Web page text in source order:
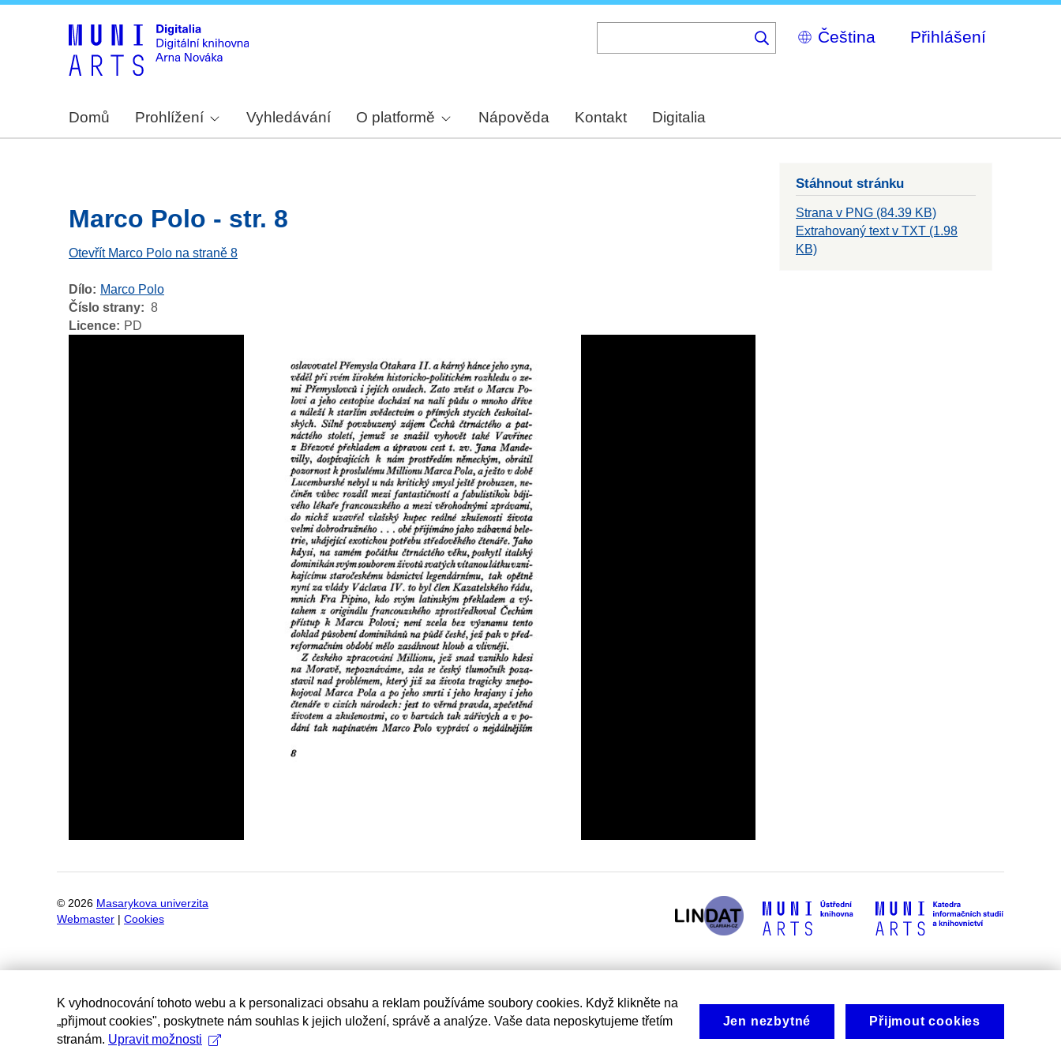
Select
your
Přihlášení
Domů Prohlížení Vyhledávání O platformě Nápověda Kontakt Digitalia
Marco Polo - str. 8
Otevřít Marco Polo na straně 8
Dílo
Marco Polo
Číslo strany
8
Licence
PD
Stáhnout stránku
Strana v PNG (84.39 KB)
Extrahovaný text v TXT (1.98
KB)
© 2026 Masarykova univerzita
Webmaster
Cookies
K vyhodnocování tohoto webu a k personalizaci obsahu a reklam používáme soubory cookies. Když klikněte na
„přijmout cookies", poskytnete nám souhlas k jejich uložení, správě a analýze. Vaše data neposkytujeme třetím
stranám. Upravit možnosti
Jen nezbytné Přijmout cookies